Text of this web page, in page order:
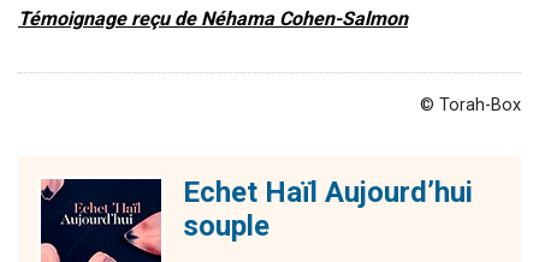
Témoignage reçu de Néhama Cohen-Salmon
© Torah-Box
Echet Haïl Aujourd’hui
souple